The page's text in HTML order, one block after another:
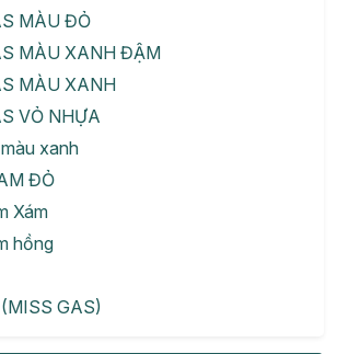
MÀU ĐỎ
MÀU XANH ĐẬM
MÀU XANH
VỎ NHỰA
xanh
ĐỎ
Xám
hồng
GAS)